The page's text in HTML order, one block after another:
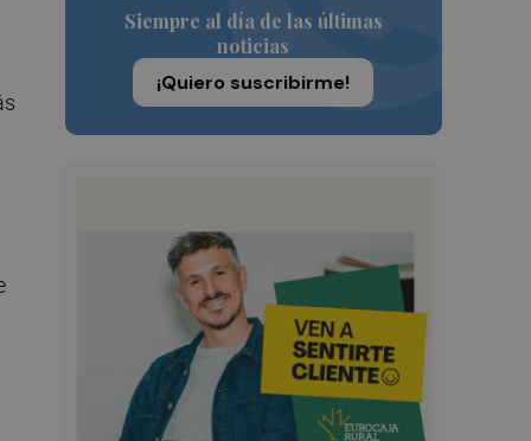
Siempre al día de las últimas
noticias
¡Quiero suscribirme!